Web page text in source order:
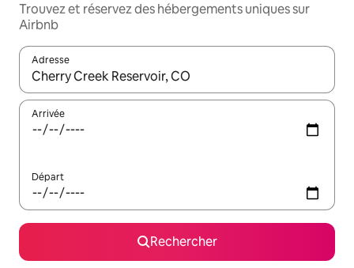
Trouvez et réservez des hébergements uniques sur
Airbnb
Adresse
Lorsque les résultats s'affichent, utilisez les flèches vers le
Arrivée
Départ
Rechercher